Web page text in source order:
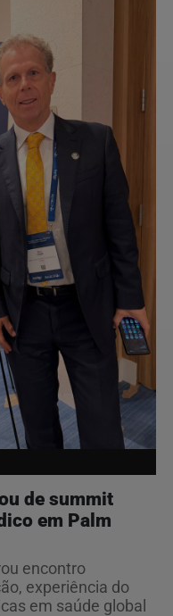
de summit
em Palm
encontro
experiência do
em saúde global